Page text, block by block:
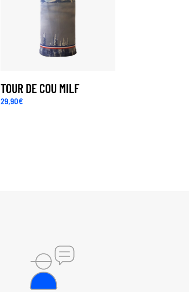
TOUR DE COU MILF
29,90€